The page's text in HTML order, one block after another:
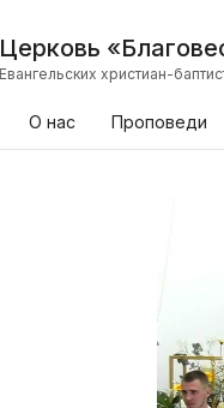
Церковь
Евангельских христиан-
О нас Проповеди